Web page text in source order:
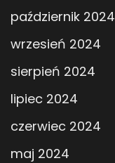
październik 2024
wrzesień 2024
sierpień 2024
lipiec 2024
czerwiec 2024
maj 2024